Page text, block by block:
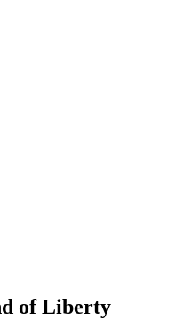
of Liberty